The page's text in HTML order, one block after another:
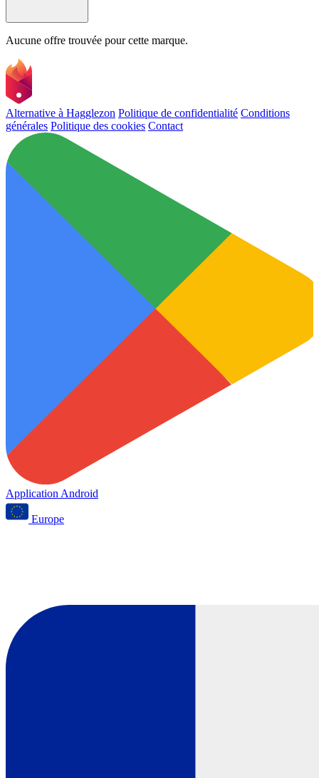
Aucune offre trouvée pour cette marque.
Alternative à Hagglezon Politique de confidentialité Conditions
générales Politique des cookies Contact
Application Android
Europe